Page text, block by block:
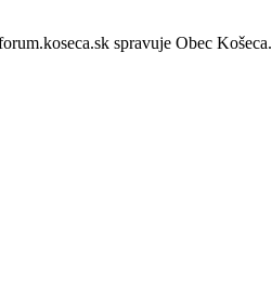
spravuje Obec Košeca.